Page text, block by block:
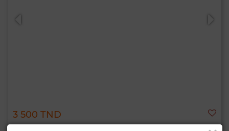
3 500 TND
Local commercial à Le Kram